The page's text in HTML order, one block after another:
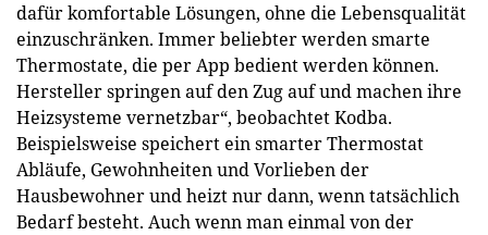
dafür komfortable Lösungen, ohne die Lebensqualität
einzuschränken. Immer beliebter werden smarte
Thermostate, die per App bedient werden können.
Hersteller springen auf den Zug auf und machen ihre
Heizsysteme vernetzbar“, beobachtet Kodba.
Beispielsweise speichert ein smarter Thermostat
Abläufe, Gewohnheiten und Vorlieben der
Hausbewohner und heizt nur dann, wenn tatsächlich
Bedarf besteht. Auch wenn man einmal von der